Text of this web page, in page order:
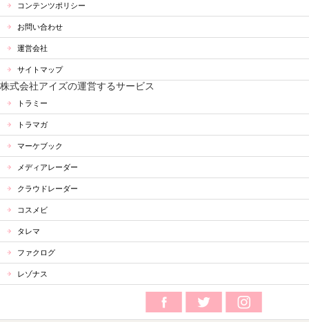
コンテンツポリシー
お問い合わせ
運営会社
サイトマップ
株式会社アイズの運営するサービス
トラミー
トラマガ
マーケブック
メディアレーダー
クラウドレーダー
コスメビ
タレマ
ファクログ
レゾナス